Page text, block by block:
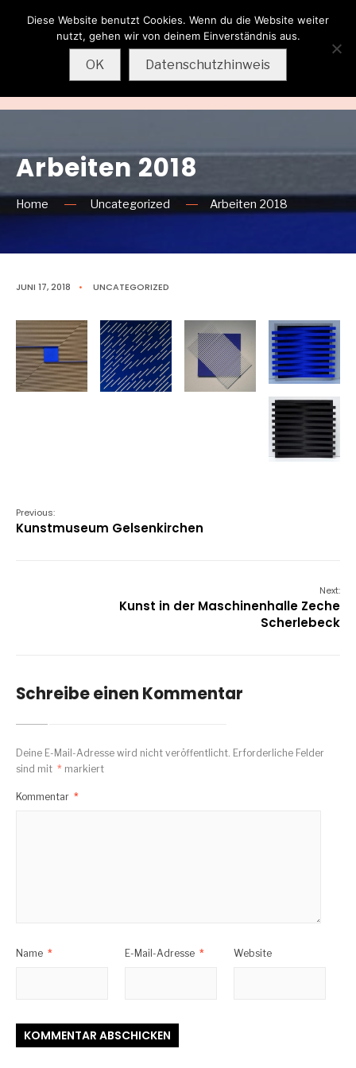
Wolfgang
Sternkopf
Arbeiten 2018
Home Uncategorized Arbeiten 2018
JUNI 17, 2018 • UNCATEGORIZED
Previous:
Kunstmuseum Gelsenkirchen
Next:
Kunst in der Maschinenhalle Zeche
Scherlebeck
Schreibe einen Kommentar
Deine E-Mail-Adresse wird nicht veröffentlicht. Erforderliche Felder
sind mit * markiert
Kommentar *
Name * E-Mail-Adresse * Website
Diese Website benutzt Cookies. Wenn du die Website weiter
nutzt, gehen wir von deinem Einverständnis aus.
OK Datenschutzhinweis